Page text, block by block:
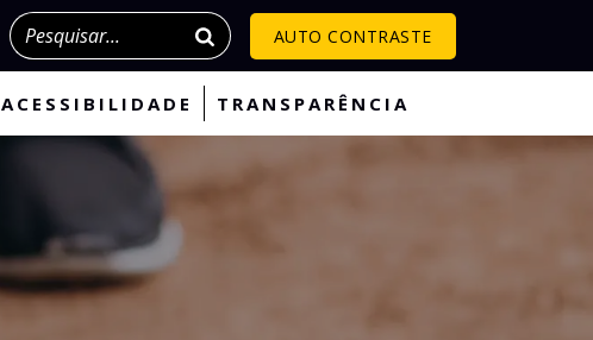
Pesquisar AUTO CONTRASTE
ACESSIBILIDADE TRANSPARÊNCIA